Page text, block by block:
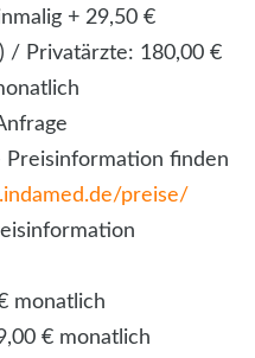
+ 29,50 €
/ Privatärzte: 180,00 €
Preisinformation finden
preise/
monatlich
€ monatlich